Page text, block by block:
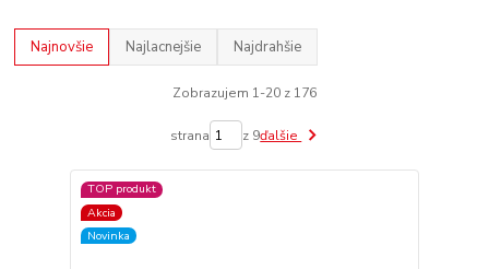
Najnovšie Najlacnejšie Najdrahšie
Zobrazujem 1-20 z 176
strana z 9ďalšie
TOP produkt
Akcia
Novinka